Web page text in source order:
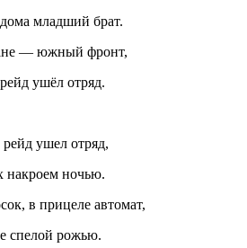
младший брат.
— южный фронт,
ушёл отряд.
ушел отряд,
накроем ночью.
в прицеле автомат,
спелой рожью.